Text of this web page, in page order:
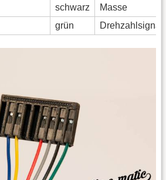
schwarz
Masse
grün Drehzahlsignal